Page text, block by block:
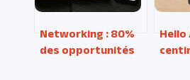
Networking : 80%
des opportunités
Hello